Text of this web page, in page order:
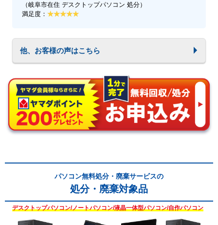
（岐阜市在住 デスクトップパソコン 処分）
満足度：
他、お客様の声はこちら
パソコン無料処分・廃棄サービスの
処分・廃棄対象品
デスクトップパソコン/ノートパソコン/液晶一体型パソコン/自作パソコン